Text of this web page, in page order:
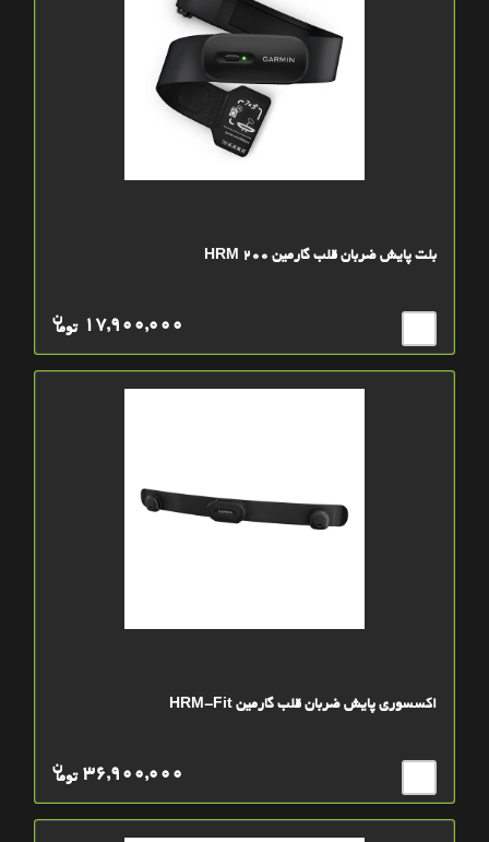
بلت پایش ضربان قلب گارمین HRM 200
توما
ن 17,900,000
اکسسوری پایش ضربان قلب گارمین HRM-Fit
توما
ن 36,900,000